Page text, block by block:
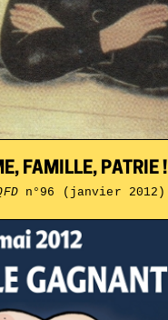
FAMILLE, PATRIE !
n°96 (janvier 2012)